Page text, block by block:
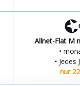
Allnet-Flat M
•
•
nur